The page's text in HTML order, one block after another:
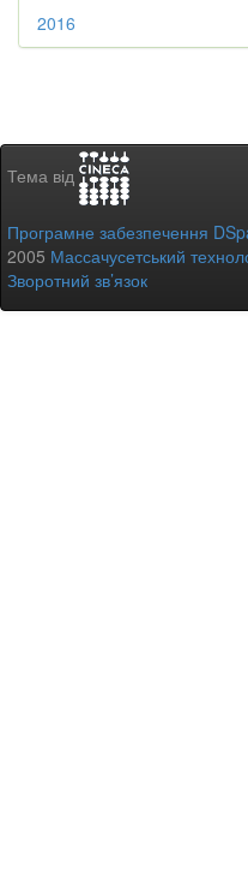
2016
Тема від
Програмне забезпечення
2005 Массачусетський
Зворотний зв’язок